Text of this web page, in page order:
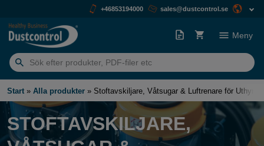
+46853194000 sales@dustcontrol.se
Sök
efter:
Meny
Start » Alla produkter » Stoftavskiljare, Våtsugar & Luftrenare för
STOFTAVSKILJARE,